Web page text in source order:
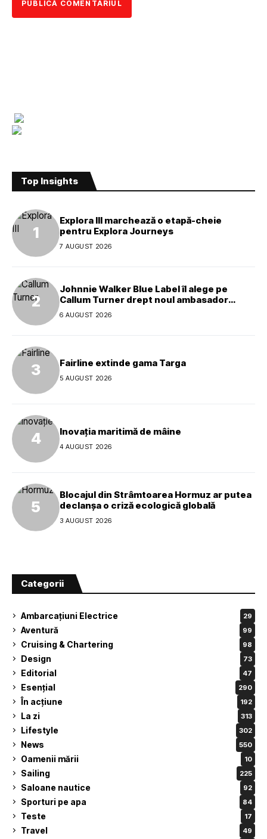
Top Insights
Explora III marchează o etapă-cheie
pentru Explora Journeys
7 AUGUST 2026
Johnnie Walker Blue Label îl alege pe
Callum Turner drept noul ambasador
global al mărcii
6 AUGUST 2026
Fairline extinde gama Targa
5 AUGUST 2026
Inovația maritimă de mâine
4 AUGUST 2026
Blocajul din Strâmtoarea Hormuz ar putea
declanșa o criză ecologică globală
3 AUGUST 2026
Categorii
Ambarcațiuni Electrice 29
Aventură 99
Cruising & Chartering 98
Design 73
Editorial 47
Esențial 290
În acțiune 192
La zi 313
Lifestyle 302
News 550
Oamenii mării 10
Sailing 225
Saloane nautice 92
Sporturi pe apa 84
Teste 17
Travel 49